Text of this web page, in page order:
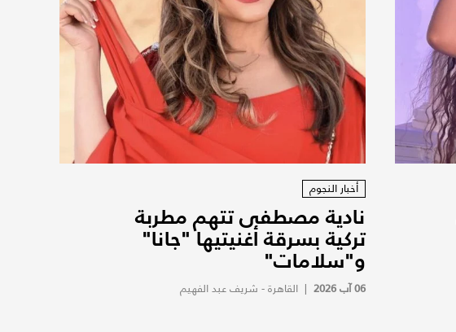
أخبار النجوم
نادية مصطفى تتهم مطربة
تركية بسرقة أغنيتيها "جانا"
و"سلامات"
06 آب 2026 |القاهرة - شريف عبد الفهيم